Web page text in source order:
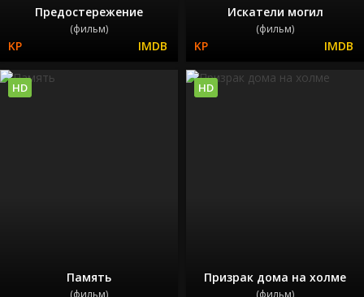
Предостережение
(фильм)
Искатели могил
(фильм)
Память
(фильм)
HD
Призрак дома на холме
(фильм)
HD